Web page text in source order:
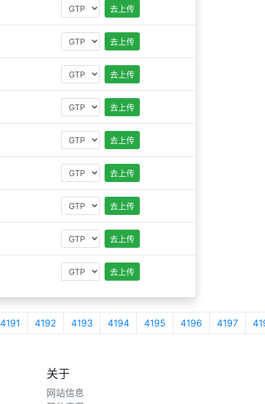
去上传
去上传
去上传
去上传
去上传
去上传
去上传
去上传
去上传
4191 4192 4193 4194 4195 4196 4197
关于
网站信息